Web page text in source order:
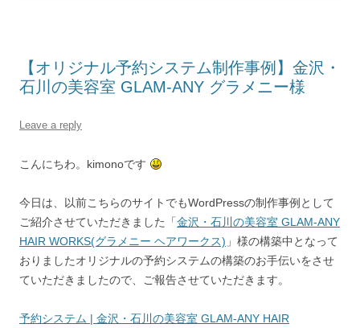
【オリジナル予約システム制作事例】金沢・
石川の美容室 GLAM-ANY グラメニー様
Leave a reply
こんにちわ。kimonoです
今日は、以前こちらのサイトでもWordPressの制作事例として
ご紹介させていただきました「金沢・石川の美容室 GLAM-ANY
HAIR WORKS(グラメニー ヘアワークス) 」様の構築中となって
おりましたオリジナルの予約システムの構築のお手伝いをさせ
ていただきましたので、ご報告させていただきます。
予約システム | 金沢・石川の美容室 GLAM-ANY HAIR